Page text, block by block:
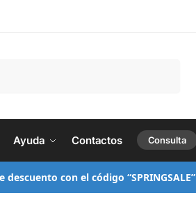
Ayuda Contactos Consulta
con el código “SPRINGSALE”